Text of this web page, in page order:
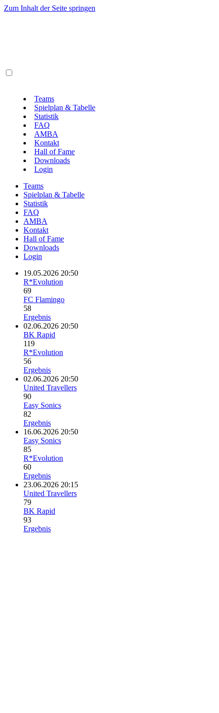
Zum Inhalt der Seite springen
Teams
Spielplan & Tabelle
Statistik
FAQ
AMBA
Kontakt
Hall of Fame
Downloads
Login
Teams
Spielplan & Tabelle
Statistik
FAQ
AMBA
Kontakt
Hall of Fame
Downloads
Login
19.05.2026 20:50
R*Evolution
69
FC Flamingo
58
Ergebnis
02.06.2026 20:50
BK Rapid
119
R*Evolution
56
Ergebnis
02.06.2026 20:50
United Travellers
90
Easy Sonics
82
Ergebnis
16.06.2026 20:50
Easy Sonics
85
R*Evolution
60
Ergebnis
23.06.2026 20:15
United Travellers
79
BK Rapid
93
Ergebnis